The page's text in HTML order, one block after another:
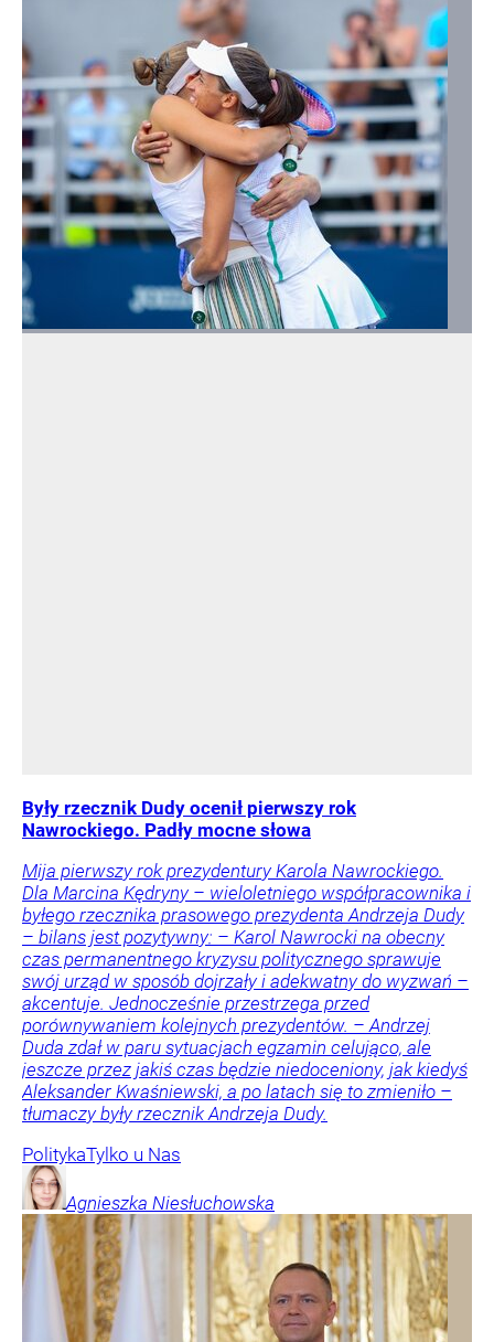
Były rzecznik Dudy ocenił pierwszy rok
Nawrockiego. Padły mocne słowa
Mija pierwszy rok prezydentury Karola Nawrockiego.
Dla Marcina Kędryny – wieloletniego współpracownika i
byłego rzecznika prasowego prezydenta Andrzeja Dudy
– bilans jest pozytywny: – Karol Nawrocki na obecny
czas permanentnego kryzysu politycznego sprawuje
swój urząd w sposób dojrzały i adekwatny do wyzwań –
akcentuje. Jednocześnie przestrzega przed
porównywaniem kolejnych prezydentów. – Andrzej
Duda zdał w paru sytuacjach egzamin celująco, ale
jeszcze przez jakiś czas będzie niedoceniony, jak kiedyś
Aleksander Kwaśniewski, a po latach się to zmieniło –
tłumaczy były rzecznik Andrzeja Dudy.
PolitykaTylko u Nas
Agnieszka Niesłuchowska